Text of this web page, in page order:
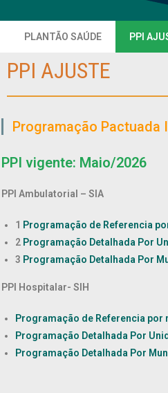
PLANTÃO SAÚDE PPI
PPI AJUSTE
Programação Pactuada
PPI vigente: Maio/2026
PPI Ambulatorial – SIA
1 Programação de Referencia
2 Programação Detalhada Por
3 Programação Detalhada Por
PPI Hospitalar- SIH
Programação de Referencia por
Programação Detalhada Por
Programação Detalhada Por